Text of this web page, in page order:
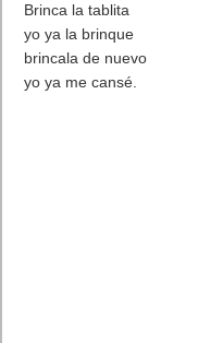
Brinca la tablita
yo ya la brinque
brincala de nuevo
yo ya me cansé.